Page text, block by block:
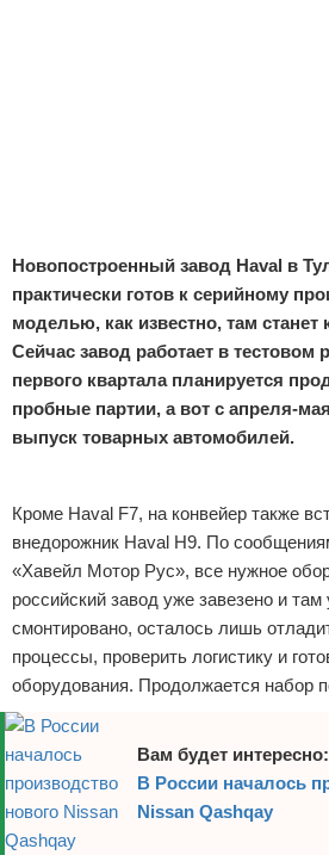
Новопостроенный завод Haval в
практически готов к серийному
моделью, как известно, там станет
Сейчас завод работает в тестовом
первого квартала планируется
пробные партии, а вот с апреля-
выпуск товарных автомобилей.
Кроме Haval F7, на конвейер также
внедорожник Haval H9. По
«Хавейл Мотор Рус», все нужное
российский завод уже завезено и
смонтировано, осталось лишь
процессы, проверить логистику и
оборудования. Продолжается набор
Вам будет интересно:
В России началось
Nissan Qashqay